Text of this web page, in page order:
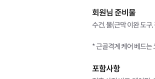
회원님 준비물
수건, 물(근막 이완 도구
* 근골격계 케어 베드는
포함사항